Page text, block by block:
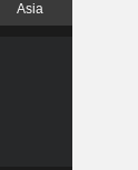
Asia